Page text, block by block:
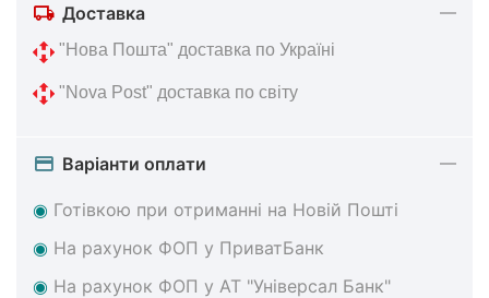
Доставка
"Нова Пошта" доставка по Україні
"Nova Post" доставка по світу
Варіанти оплати
◉ Готівкою при отриманні на Новій Пошті
◉ На рахунок ФОП у ПриватБанк
◉ На рахунок ФОП у АТ "Універсал Банк"